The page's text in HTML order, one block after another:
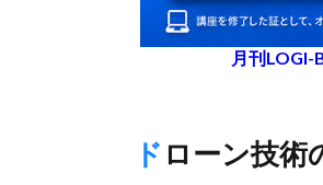
月刊LOGI-
ドローン技